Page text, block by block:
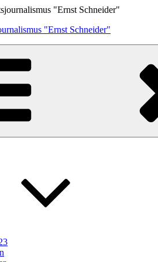
"Ernst Schneider"